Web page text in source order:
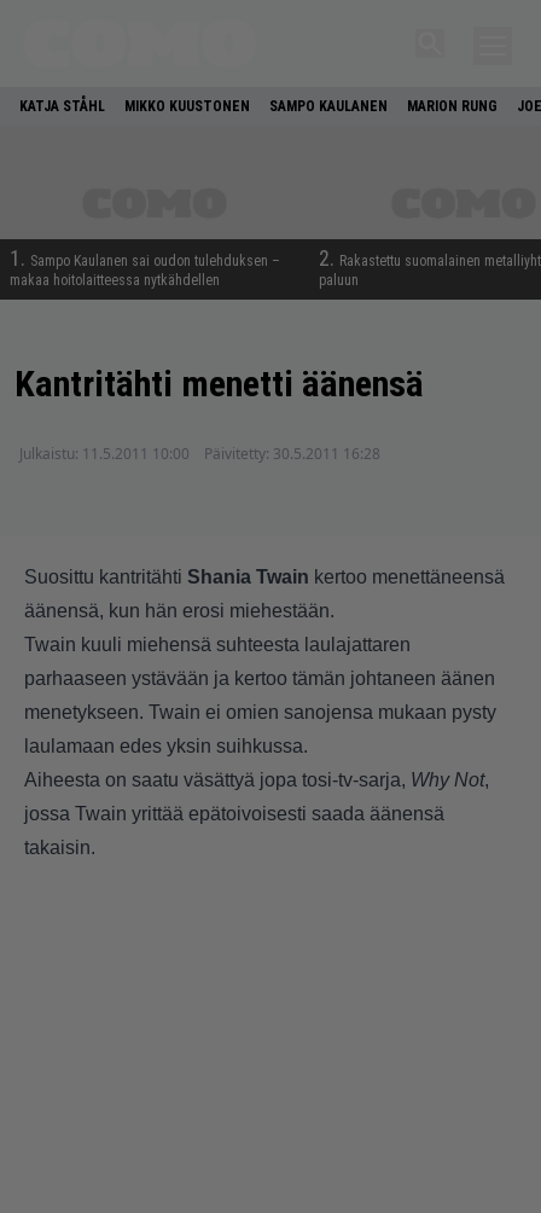
KATJA STÅHL MIKKO KUUSTONEN SAMPO KAULANEN MARION RUNG
1. Sampo Kaulanen sai oudon tulehduksen –
makaa hoitolaitteessa nytkähdellen
2. Rakastettu suomalainen
paluun
Kantritähti menetti äänensä
Julkaistu: 11.5.2011 10:00 Päivitetty: 30.5.2011 16:28
Suosittu kantritähti Shania Twain kertoo menettäneensä
äänensä, kun hän erosi miehestään.
Twain kuuli miehensä suhteesta laulajattaren
parhaaseen ystävään ja kertoo tämän johtaneen äänen
menetykseen. Twain ei omien sanojensa mukaan pysty
laulamaan edes yksin suihkussa.
Aiheesta on saatu väsättyä jopa tosi-tv-sarja, Why Not,
jossa Twain yrittää epätoivoisesti saada äänensä
takaisin.